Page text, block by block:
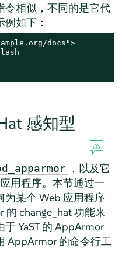
令相似，不同的是它代
如下：
docs">
感知型
，以及它
用程序。本节通过一
某个 Web 应用程序
的 change_hat 功能来
YaST 的 AppArmor
AppArmor的命令行工